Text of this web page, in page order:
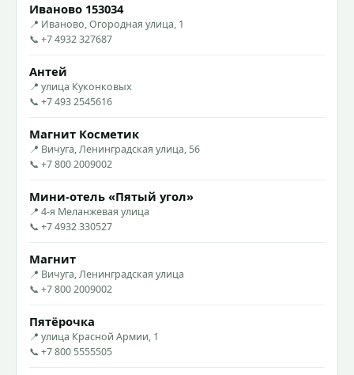
Иваново 153034
📍 Иваново, Огородная улица, 1
📞 +7 4932 327687
Антей
📍 улица Куконковых
📞 +7 493 2545616
Магнит Косметик
📍 Вичуга, Ленинградская улица, 56
📞 +7 800 2009002
Мини-отель «Пятый угол»
📍 4-я Меланжевая улица
📞 +7 4932 330527
Магнит
📍 Вичуга, Ленинградская улица
📞 +7 800 2009002
Пятёрочка
📍 улица Красной Армии, 1
📞 +7 800 5555505